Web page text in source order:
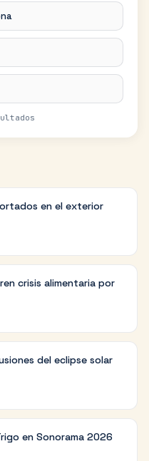
en el exterior
crisis alimentaria por
del eclipse solar
en Sonorama 2026